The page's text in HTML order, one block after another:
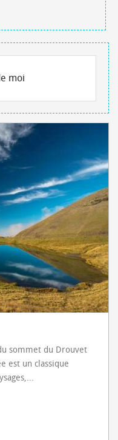
moi
sommet du Drouvet
est un classique